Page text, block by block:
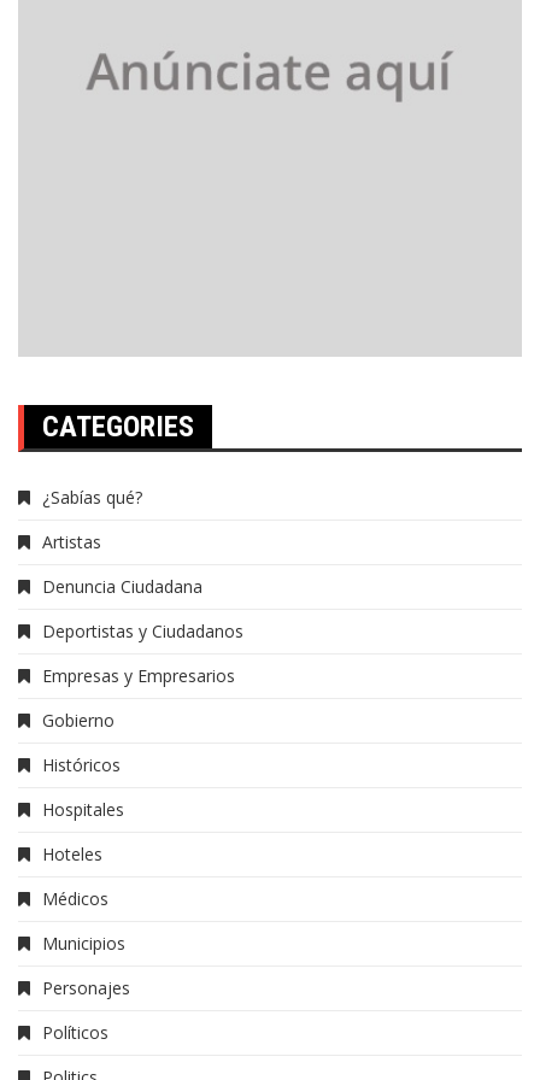
CATEGORIES
¿Sabías qué?
Artistas
Denuncia Ciudadana
Deportistas y Ciudadanos
Empresas y Empresarios
Gobierno
Históricos
Hospitales
Hoteles
Médicos
Municipios
Personajes
Políticos